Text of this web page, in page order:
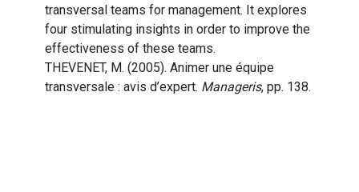
transversal teams for management. It explores
four stimulating insights in order to improve the
effectiveness of these teams.
THEVENET, M. (2005). Animer une équipe
transversale : avis d’expert. Manageris, pp. 138.